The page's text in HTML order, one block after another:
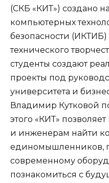
(СКБ «КИТ») создано
компьютерных
безопасности
технического
студенты создают
проекты под
университета и
Владимир Кутковой
этого «КИТ»
и инженерам найти
единомышленников,
современному
познакомиться с